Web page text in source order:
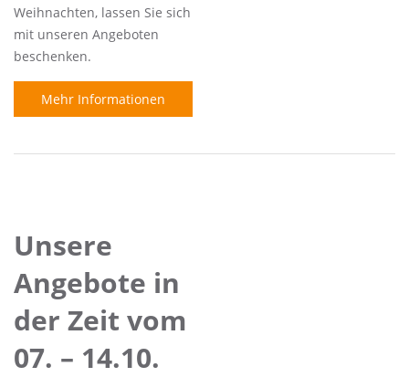
Weihnachten, lassen Sie sich
mit unseren Angeboten
beschenken.
Mehr Informationen
Unsere
Angebote in
der Zeit vom
07. – 14.10.